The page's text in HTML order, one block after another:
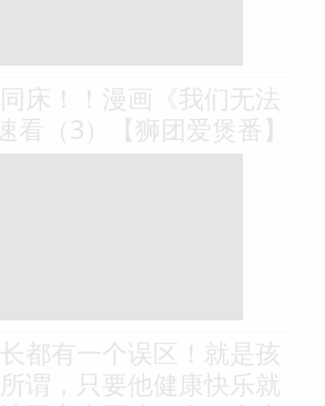
床！！漫画《我们无法
看（3）【狮团爱煲番】
都有一个误区！就是孩
谓，只要他健康快乐就